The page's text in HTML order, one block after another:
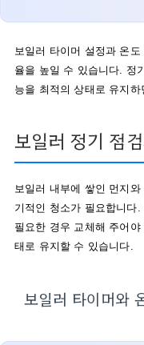
보일러 타이머 설정과 온
율을 높일 수 있습니다. 정
능을 최적의 상태로 유지
보일러 정기 점
보일러 내부에 쌓인 먼지
기적인 청소가 필요합니다
필요한 경우 교체해 주어
태로 유지할 수 있습니다.
보일러 타이머와